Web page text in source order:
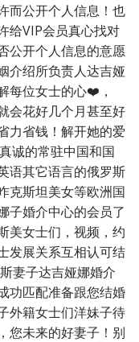
而公开个人信息！也
给VIP会员真心找对
公开个人信息的意愿
介绍所负责人达吉娅
每位女士的心❤️，
会花好几个月甚至好
力省钱！解开她的爱
诚的常驻中国和国
语其它语言的俄罗斯
克斯坦美女等欧洲国
子婚介中心的会员了
美女士们，视频，约
发展关系互相认可结
妻子达吉娅娜婚介
功匹配准备跟您结婚
外籍女士们洋妹子待
您未来的好妻子！别